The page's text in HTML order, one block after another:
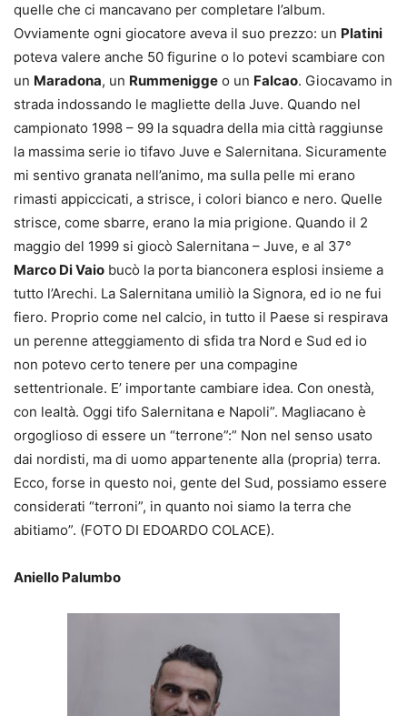
quelle che ci mancavano per completare l’album.
Ovviamente ogni giocatore aveva il suo prezzo: un Platini
poteva valere anche 50 figurine o lo potevi scambiare con
un Maradona, un Rummenigge o un Falcao. Giocavamo in
strada indossando le magliette della Juve. Quando nel
campionato 1998 – 99 la squadra della mia città raggiunse
la massima serie io tifavo Juve e Salernitana. Sicuramente
mi sentivo granata nell’animo, ma sulla pelle mi erano
rimasti appiccicati, a strisce, i colori bianco e nero. Quelle
strisce, come sbarre, erano la mia prigione. Quando il 2
maggio del 1999 si giocò Salernitana – Juve, e al 37°
Marco Di Vaio bucò la porta bianconera esplosi insieme a
tutto l’Arechi. La Salernitana umiliò la Signora, ed io ne fui
fiero. Proprio come nel calcio, in tutto il Paese si respirava
un perenne atteggiamento di sfida tra Nord e Sud ed io
non potevo certo tenere per una compagine
settentrionale. E’ importante cambiare idea. Con onestà,
con lealtà. Oggi tifo Salernitana e Napoli”. Magliacano è
orgoglioso di essere un “terrone”:” Non nel senso usato
dai nordisti, ma di uomo appartenente alla (propria) terra.
Ecco, forse in questo noi, gente del Sud, possiamo essere
considerati “terroni”, in quanto noi siamo la terra che
abitiamo”. (FOTO DI EDOARDO COLACE).
Aniello Palumbo